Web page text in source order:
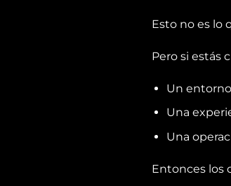
Esto no es lo
Pero si estás
Un
Una
Una
Entonces los